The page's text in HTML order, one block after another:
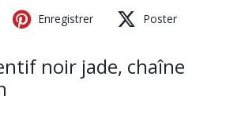
Enregistrer Poster
noir jade, chaîne